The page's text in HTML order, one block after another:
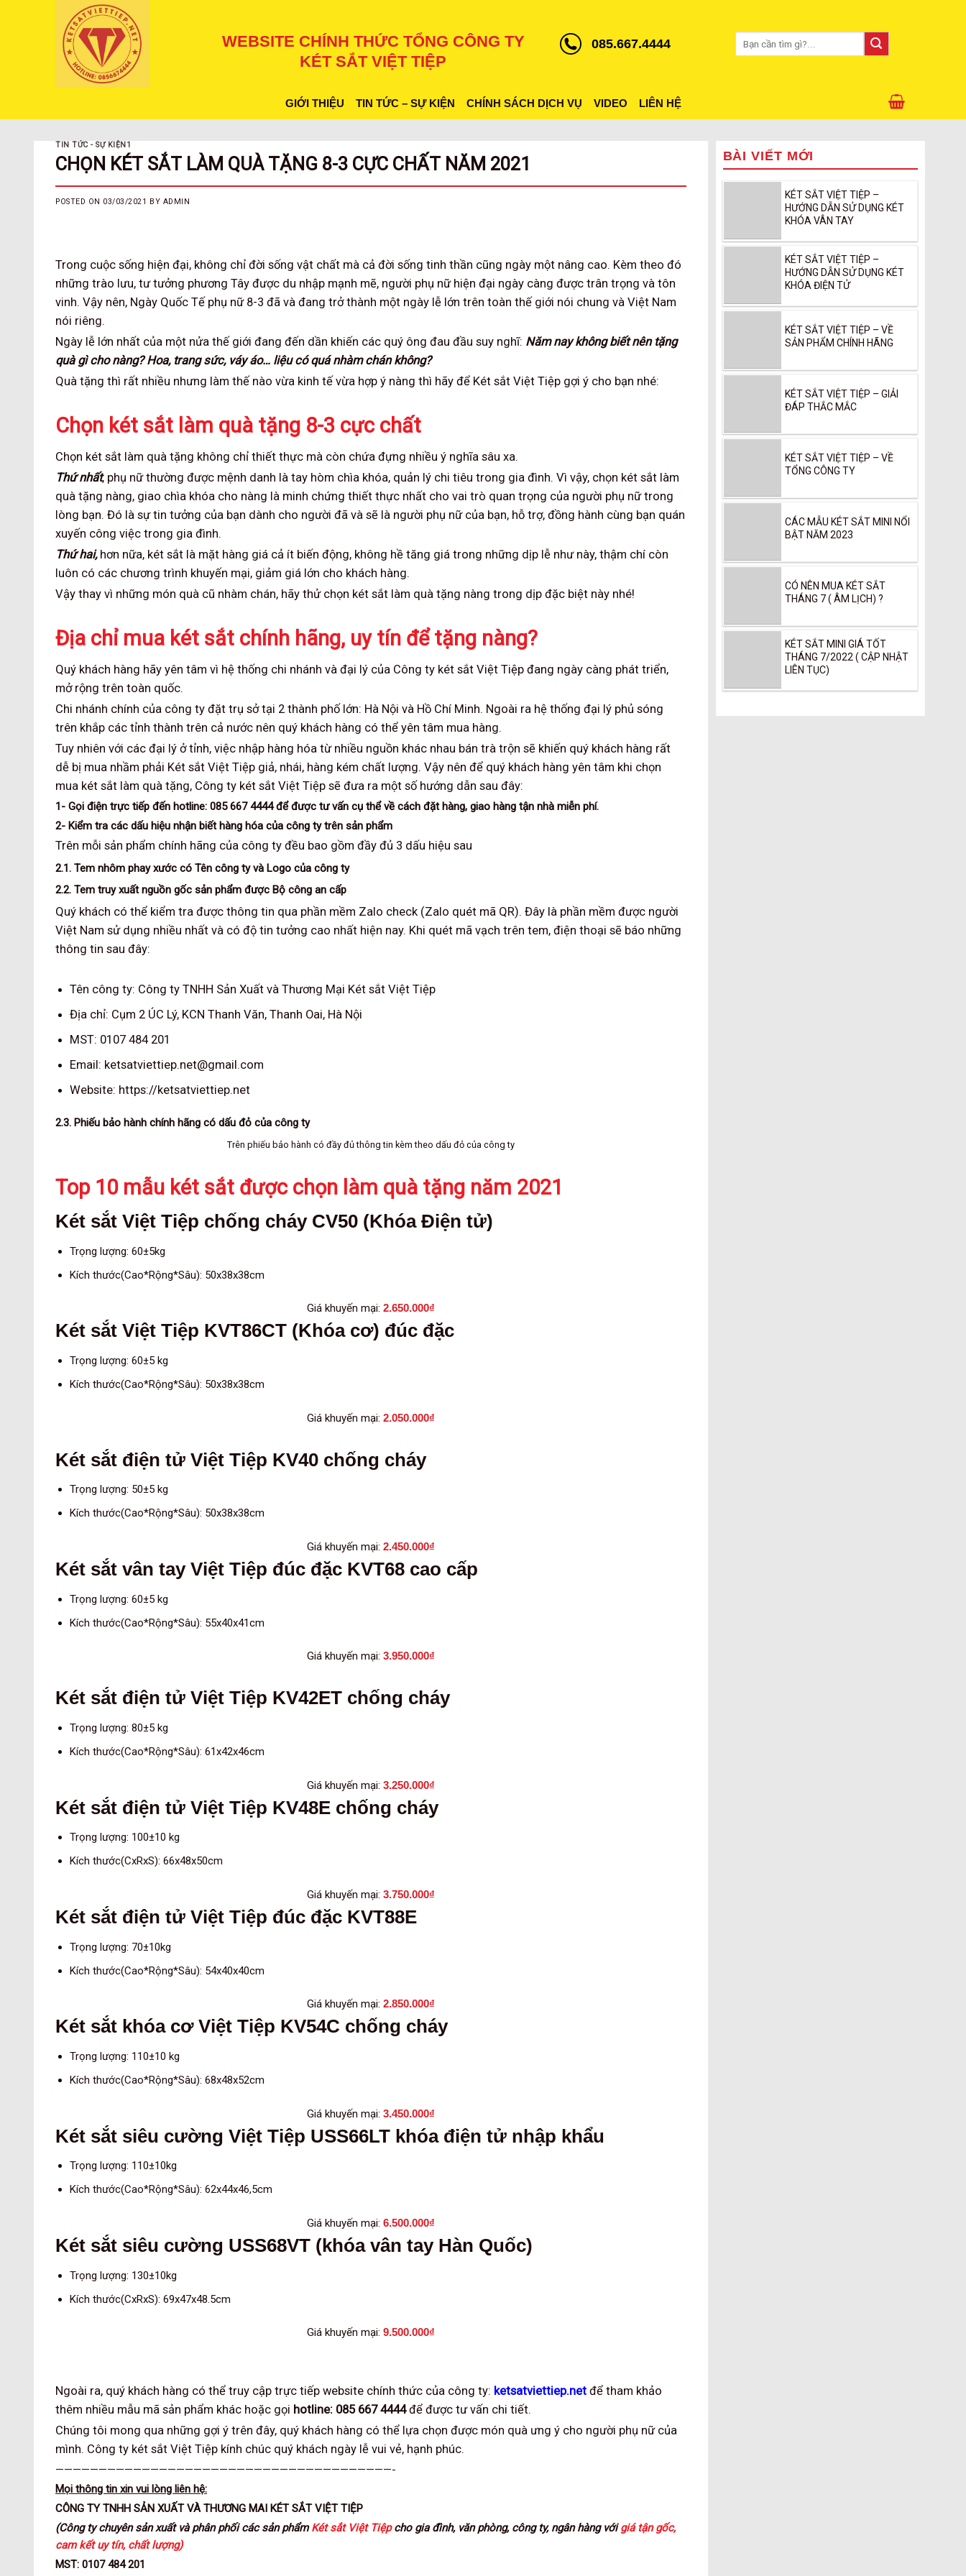
WEBSITE CHÍNH THỨC TỔNG CÔNG TY
KÉT SẮT VIỆT TIỆP
085.667.4444
kiếm:
GIỚI THIỆU TIN TỨC – SỰ KIỆN CHÍNH SÁCH DỊCH VỤ VIDEO LIÊN HỆ
TIN TỨC - SỰ KIỆN1
CHỌN KÉT SẮT LÀM QUÀ TẶNG 8-3 CỰC CHẤT NĂM 2021
POSTED ON 03/03/2021 BY ADMIN
Trong cuộc sống hiện đại, không chỉ đời sống vật chất mà cả đời sống tinh thần cũng ngày một nâng cao. Kèm theo đó
những trào lưu, tư tưởng phương Tây được du nhập mạnh mẽ, người phụ nữ hiện đại ngày càng được trân trọng và tôn
vinh. Vậy nên, Ngày Quốc Tế phụ nữ 8-3 đã và đang trở thành một ngày lễ lớn trên toàn thế giới nói chung và Việt Nam
nói riêng.
Ngày lễ lớn nhất của một nửa thế giới đang đến dần khiến các quý ông đau đầu suy nghĩ: Năm nay không biết nên tặng
quà gì cho nàng? Hoa, trang sức, váy áo… liệu có quá nhàm chán không?
Quà tặng thì rất nhiều nhưng làm thế nào vừa kinh tế vừa hợp ý nàng thì hãy để Két sắt Việt Tiệp gợi ý cho bạn nhé:
Chọn két sắt làm quà tặng 8-3 cực chất
Chọn két sắt làm quà tặng không chỉ thiết thực mà còn chứa đựng nhiều ý nghĩa sâu xa.
Thứ nhất, phụ nữ thường được mệnh danh là tay hòm chìa khóa, quản lý chi tiêu trong gia đình. Vì vậy, chọn két sắt làm
quà tặng nàng, giao chìa khóa cho nàng là minh chứng thiết thực nhất cho vai trò quan trọng của người phụ nữ trong
lòng bạn. Đó là sự tin tưởng của bạn dành cho người đã và sẽ là người phụ nữ của bạn, hỗ trợ, đồng hành cùng bạn quán
xuyến công việc trong gia đình.
Thứ hai,hơn nữa, két sắt là mặt hàng giá cả ít biến động, không hề tăng giá trong những dịp lễ như này, thậm chí còn
luôn có các chương trình khuyến mại, giảm giá lớn cho khách hàng.
Vậy thay vì những món quà cũ nhàm chán, hãy thử chọn két sắt làm quà tặng nàng trong dịp đặc biệt này nhé!
Địa chỉ mua két sắt chính hãng, uy tín để tặng nàng?
Quý khách hàng hãy yên tâm vì hệ thống chi nhánh và đại lý của Công ty két sắt Việt Tiệp đang ngày càng phát triển,
mở rộng trên toàn quốc.
Chi nhánh chính của công ty đặt trụ sở tại 2 thành phố lớn: Hà Nội và Hồ Chí Minh. Ngoài ra hệ thống đại lý phủ sóng
trên khắp các tỉnh thành trên cả nước nên quý khách hàng có thể yên tâm mua hàng.
Tuy nhiên với các đại lý ở tỉnh, việc nhập hàng hóa từ nhiều nguồn khác nhau bán trà trộn sẽ khiến quý khách hàng rất
dễ bị mua nhầm phải Két sắt Việt Tiệp giả, nhái, hàng kém chất lượng. Vậy nên để quý khách hàng yên tâm khi chọn
mua két sắt làm quà tặng, Công ty két sắt Việt Tiệp sẽ đưa ra một số hướng dẫn sau đây:
1- Gọi điện trực tiếp đến hotline: 085 667 4444 để được tư vấn cụ thể về cách đặt hàng, giao hàng tận nhà miễn phí.
2- Kiểm tra các dấu hiệu nhận biết hàng hóa của công ty trên sản phẩm
Trên mỗi sản phẩm chính hãng của công ty đều bao gồm đầy đủ 3 dấu hiệu sau
2.1. Tem nhôm phay xước có Tên công ty và Logo của công ty
2.2. Tem truy xuất nguồn gốc sản phẩm được Bộ công an cấp
Quý khách có thể kiểm tra được thông tin qua phần mềm Zalo check (Zalo quét mã QR). Đây là phần mềm được người
Việt Nam sử dụng nhiều nhất và có độ tin tưởng cao nhất hiện nay. Khi quét mã vạch trên tem, điện thoại sẽ báo những
thông tin sau đây:
Tên công ty: Công ty TNHH Sản Xuất và Thương Mại Két sắt Việt Tiệp
Địa chỉ: Cụm 2 ÚC Lý, KCN Thanh Văn, Thanh Oai, Hà Nội
MST: 0107 484 201
Email: ketsatviettiep.net@gmail.com
Website: https://ketsatviettiep.net
2.3. Phiếu bảo hành chính hãng có dấu đỏ của công ty
Trên phiếu bảo hành có đầy đủ thông tin kèm theo dấu đỏ của công ty
Top 10 mẫu két sắt được chọn làm quà tặng năm 2021
Két sắt Việt Tiệp chống cháy CV50 (Khóa Điện tử)
Trọng lượng: 60±5kg
Kích thước(Cao*Rộng*Sâu): 50x38x38cm
Giá khuyến mại: 2.650.000₫
Két sắt Việt Tiệp KVT86CT (Khóa cơ) đúc đặc
Trọng lượng: 60±5 kg
Kích thước(Cao*Rộng*Sâu): 50x38x38cm
Giá khuyến mại: 2.050.000₫
Két sắt điện tử Việt Tiệp KV40 chống cháy
Trọng lượng: 50±5 kg
Kích thước(Cao*Rộng*Sâu): 50x38x38cm
Giá khuyến mại: 2.450.000₫
Két sắt vân tay Việt Tiệp đúc đặc KVT68 cao cấp
Trọng lượng: 60±5 kg
Kích thước(Cao*Rộng*Sâu): 55x40x41cm
Giá khuyến mại: 3.950.000₫
Két sắt điện tử Việt Tiệp KV42ET chống cháy
Trọng lượng: 80±5 kg
Kích thước(Cao*Rộng*Sâu): 61x42x46cm
Giá khuyến mại: 3.250.000₫
Két sắt điện tử Việt Tiệp KV48E chống cháy
Trọng lượng: 100±10 kg
Kích thước(CxRxS): 66x48x50cm
Giá khuyến mại: 3.750.000₫
Két sắt điện tử Việt Tiệp đúc đặc KVT88E
Trọng lượng: 70±10kg
Kích thước(Cao*Rộng*Sâu): 54x40x40cm
Giá khuyến mại: 2.850.000₫
Két sắt khóa cơ Việt Tiệp KV54C chống cháy
Trọng lượng: 110±10 kg
Kích thước(Cao*Rộng*Sâu): 68x48x52cm
Giá khuyến mại: 3.450.000₫
Két sắt siêu cường Việt Tiệp USS66LT khóa điện tử nhập khẩu
Trọng lượng: 110±10kg
Kích thước(Cao*Rộng*Sâu): 62x44x46,5cm
Giá khuyến mại: 6.500.000₫
Két sắt siêu cường USS68VT (khóa vân tay Hàn Quốc)
Trọng lượng: 130±10kg
Kích thước(CxRxS): 69x47x48.5cm
Giá khuyến mại: 9.500.000₫
Ngoài ra, quý khách hàng có thể truy cập trực tiếp website chính thức của công ty: ketsatviettiep.net để tham khảo
thêm nhiều mẫu mã sản phẩm khác hoặc gọi hotline: 085 667 4444để được tư vấn chi tiết.
Chúng tôi mong qua những gợi ý trên đây, quý khách hàng có thể lựa chọn được món quà ưng ý cho người phụ nữ của
mình. Công ty két sắt Việt Tiệp kính chúc quý khách ngày lễ vui vẻ, hạnh phúc.
———————————————————————————————————————-
Mọi thông tin xin vui lòng liên hệ:
CÔNG TY TNHH SẢN XUẤT VÀ THƯƠNG MAI KÉT SẮT VIỆT TIỆP
(Công ty chuyên sản xuất và phân phối các sản phẩmKét sắt Việt Tiệpcho gia đình, văn phòng, công ty, ngân hàng vớigiá tận gốc,
cam kết uy tín, chất lượng)
MST: 0107 484 201
BÀI VIẾT MỚI
KÉT SẮT VIỆT TIỆP –
HƯỚNG DẪN SỬ DỤNG KÉT
KHÓA VÂN TAY
KÉT SẮT VIỆT TIỆP –
HƯỚNG DẪN SỬ DỤNG KÉT
KHÓA ĐIỆN TỬ
KÉT SẮT VIỆT TIỆP – VỀ
SẢN PHẨM CHÍNH HÃNG
KÉT SẮT VIỆT TIỆP – GIẢI
ĐÁP THẮC MẮC
KÉT SẮT VIỆT TIỆP – VỀ
TỔNG CÔNG TY
CÁC MẪU KÉT SẮT MINI NỔI
BẬT NĂM 2023
CÓ NÊN MUA KÉT SẮT
THÁNG 7 ( ÂM LỊCH) ?
KÉT SẮT MINI GIÁ TỐT
THÁNG 7/2022 ( CẬP NHẬT
LIÊN TỤC)